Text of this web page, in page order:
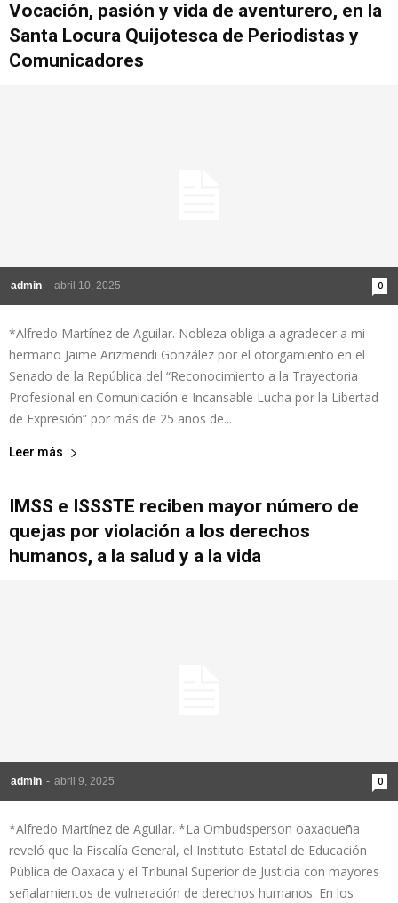
Vocación, pasión y vida de aventurero, en la
Santa Locura Quijotesca de Periodistas y
Comunicadores
admin - abril 10, 2025 0
*Alfredo Martínez de Aguilar. Nobleza obliga a agradecer a mi
hermano Jaime Arizmendi González por el otorgamiento en el
Senado de la República del “Reconocimiento a la Trayectoria
Profesional en Comunicación e Incansable Lucha por la Libertad
de Expresión” por más de 25 años de...
Leer más
IMSS e ISSSTE reciben mayor número de
quejas por violación a los derechos
humanos, a la salud y a la vida
admin - abril 9, 2025 0
*Alfredo Martínez de Aguilar. *La Ombudsperson oaxaqueña
reveló que la Fiscalía General, el Instituto Estatal de Educación
Pública de Oaxaca y el Tribunal Superior de Justicia con mayores
señalamientos de vulneración de derechos humanos. En los